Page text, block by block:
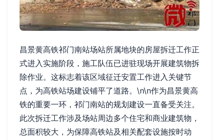
昌景黄高铁祁门南站场站所属地块的房屋拆迁工作正
式进入实施阶段，施工队伍已进驻现场开展建筑物拆
除作业。这标志着该区域征迁安置工作进入关键节
点，为高铁站场建设铺平了道路。\n\n作为昌景黄高
铁的重要一环，祁门南站的规划建设一直备受关注。
此次拆迁工作涉及场站周边多个住宅和商业建筑物，
总面积较大，为保障高铁站及相关配套设施按时动